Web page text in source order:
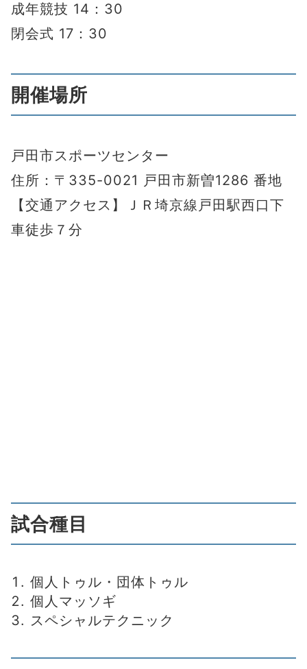
成年競技 14：30
閉会式 17：30
開催場所
戸田市スポーツセンター
住所：〒335-0021 戸田市新曽1286 番地
【交通アクセス】ＪＲ埼京線戸田駅西口下
車徒歩７分
試合種目
個人トゥル・団体トゥル
個人マッソギ
スペシャルテクニック